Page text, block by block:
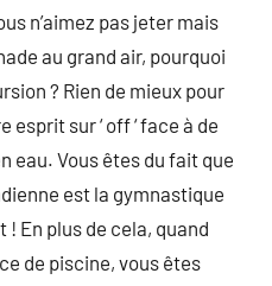
n’aimez pas jeter mais
au grand air, pourquoi
? Rien de mieux pour
sur ‘ off ‘ face à de
eau. Vous êtes du fait que
est la gymnastique
En plus de cela, quand
de piscine, vous êtes